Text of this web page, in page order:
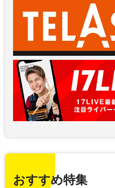
おすすめ特集